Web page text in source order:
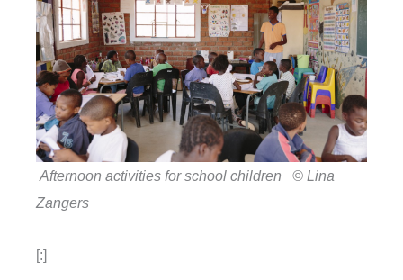
Afternoon activities for school children © Lina
Zangers
[:]